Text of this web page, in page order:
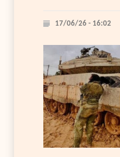
17/06/26 - 16:02